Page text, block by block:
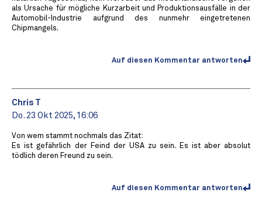
als Ursache für mögliche Kurzarbeit und Produktionsausfälle in der
Automobil-Industrie aufgrund des nunmehr eingetretenen
Chipmangels.
Auf diesen Kommentar antworten
Chris T
Do. 23 Okt 2025, 16:06
Von wem stammt nochmals das Zitat:
Es ist gefährlich der Feind der USA zu sein. Es ist aber absolut
tödlich deren Freund zu sein.
Auf diesen Kommentar antworten